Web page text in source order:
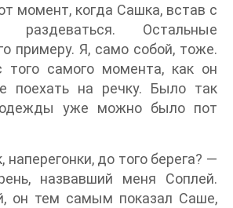
момент, когда Сашка, встав с
Остальные
примеру. Я, само собой, тоже.
самого момента, как он
поехать на речку. Было так
уже можно было пот
наперегонки, до того берега? —
назвавший меня Соплей.
он тем самым показал Саше,